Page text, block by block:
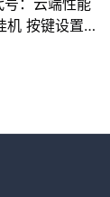
：云端性能
机 按键设置